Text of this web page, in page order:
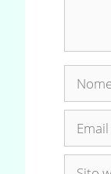
Nome
Email
Sito